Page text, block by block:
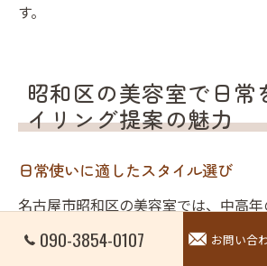
す。
昭和区の美容室で日常
イリング提案の魅力
日常使いに適したスタイル選び
名古屋市昭和区の美容室では、中高
のスタイルを提案しています。日々の
090-3854-0107 お問い合